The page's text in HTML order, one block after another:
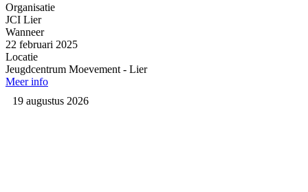
Organisatie
JCI Lier
Wanneer
22 februari 2025
Locatie
Jeugdcentrum Moevement - Lier
Meer info
19 augustus 2026